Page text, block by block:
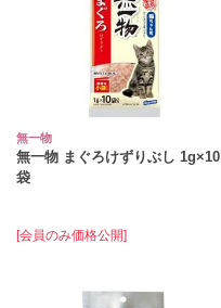
無一物
無一物 まぐろけずりぶし 1g×10
袋
[会員のみ価格公開]